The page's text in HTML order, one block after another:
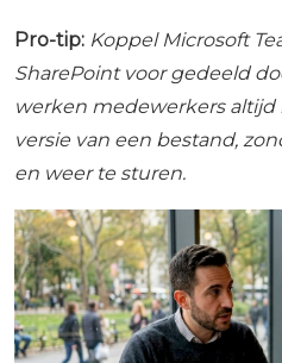
Pro-tip: Koppel Microsoft
SharePoint voor gedeeld
werken medewerkers altijd
versie van een bestand,
en weer te sturen.